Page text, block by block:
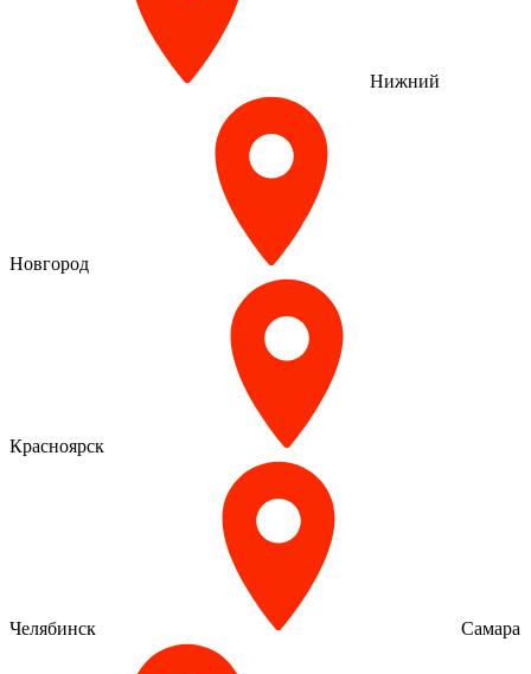
Нижний
Новгород
Красноярск
Челябинск Самара